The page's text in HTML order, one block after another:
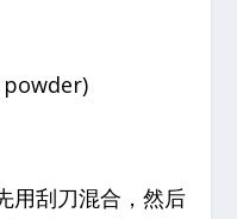
用刮刀混合，然后